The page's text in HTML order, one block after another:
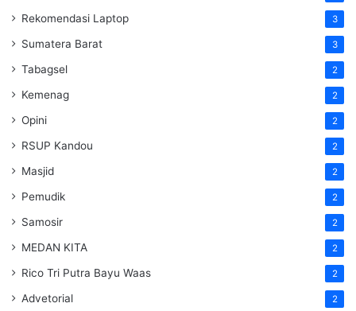
Rekomendasi Laptop 3
Sumatera Barat 3
Tabagsel 2
Kemenag 2
Opini 2
RSUP Kandou 2
Masjid 2
Pemudik 2
Samosir 2
MEDAN KITA 2
Rico Tri Putra Bayu Waas 2
Advetorial 2